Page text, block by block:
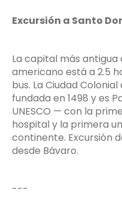
Excursión a Santo
La capital más
americano está a 2.5
bus. La Ciudad
fundada en 1498 y es
UNESCO — con la
hospital y la primera
continente. Excursión
desde Bávaro.
---